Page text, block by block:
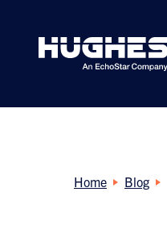
Home Blog